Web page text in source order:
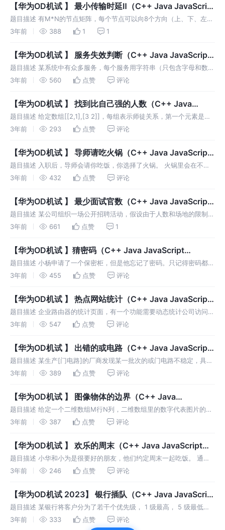
【华为OD机试 】 最小传输时延Ⅱ（C++ Java JavaScript
Python）
题目描述 有M*N的节点矩阵，每个节点可以向8个方向（上、下、左、
右及四个斜线方向）转发数据包，每个节点转发时会消耗固定时延，连
转发时可以
3年前 388 1 1
【华为OD机试 】 服务失效判断（C++ Java JavaScript
Python）
题目描述 某系统中有众多服务，每个服务用字符串（只包含字母和数
字，长度<=10）唯一标识，服务间可能有依赖关系，如A依赖B，则当B
时
3年前 560 点赞 评论
【华为OD机试 】 找到比自己强的人数（C++ Java
JavaScript Python）
题目描述 给定数组[[2,1],[3 2]]，每组表示师徒关系，第一个元素是第
二个元素的老师，数字代表排名，现在找出比自己强的徒弟。 输入描述
3年前 293 点赞 评论
【华为OD机试 】 导师请吃火锅（C++ Java JavaScript
Python）
题目描述 入职后，导师会请你吃饭，你选择了火锅。 火锅里会在不同
时间下很多菜。 不同食材要煮不同的时间，才能变得刚好合适。 你希
下手捞菜后
3年前 432 点赞 评论
【华为OD机试 】 最少面试官数（C++ Java JavaScript
Python）
题目描述 某公司组织一场公开招聘活动，假设由于人数和场地的限制，
每人每次面试的时长不等，并已经安排给定，用(S1,E1)、 (S2,E2)、
3年前 661 点赞 1
【华为OD机试 】猜密码（C++ Java JavaScript
Python）
题目描述 小杨申请了一个保密柜，但是他忘记了密码。只记得密码都是
数字，而且所有数字都是不重复的。 请你根据他记住的数字范围和密码
组合都是
3年前 455 点赞 评论
【华为OD机试 】 热点网站统计（C++ Java JavaScript
Python）
题目描述 企业路由器的统计页面，有一个功能需要动态统计公司访问最
多的网页URL top N。请设计一个算法，可以高效动态统计Top N的页
3年前 547 点赞 评论
【华为OD机试 】 出错的或电路（C++ Java JavaScript
Python）
题目描述 某生产[门电路]的厂商发现某一批次的或门电路不稳定，具体
现象为计算两个二进制数的或操作时，第一个二进制数中某两个比特位
变。 很明
3年前 389 点赞 评论
【华为OD机试 】 图像物体的边界（C++ Java
JavaScript Python）
题目描述 给定一个二维数组M行N列，二维数组里的数字代表图片的像
素，为了简化问题，仅包含像素1和5两种像素，每种像素代表一个物
1代表的
3年前 387 点赞 评论
【华为OD机试 】 欢乐的周末（C++ Java JavaScript
Python）
题目描述 小华和小为是很要好的朋友，他们约定周末一起吃饭。 通过
手机交流，他们在地图上选择了多个聚餐地点（由于自然地形等原因，
输入描述
3年前 246 点赞 评论
【华为OD机试 2023】 银行插队（C++ Java JavaScript
Python）
题目描述 某银行将客户分为了若干个优先级， 1 级最高， 5 级最低，
当你需要在银行办理业务时，优先级高的人随时可以插队到优先级低的
3年前 333 点赞 评论